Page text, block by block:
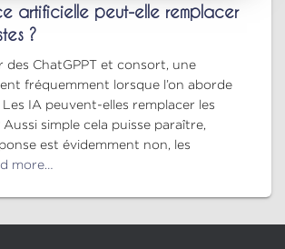
artificielle peut-elle remplacer
?
des ChatGPPT et consort, une
fréquemment lorsque l’on aborde
IA peuvent-elles remplacer les
simple cela puisse paraître,
est évidemment non, les
more…